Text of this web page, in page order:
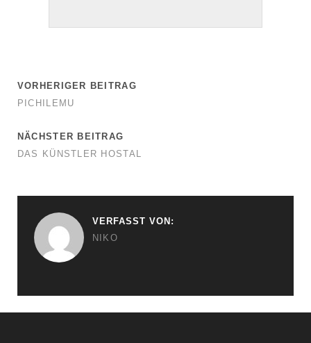
VORHERIGER BEITRAG
PICHILEMU
NÄCHSTER BEITRAG
DAS KÜNSTLER HOSTAL
VERFASST VON:
NIKO